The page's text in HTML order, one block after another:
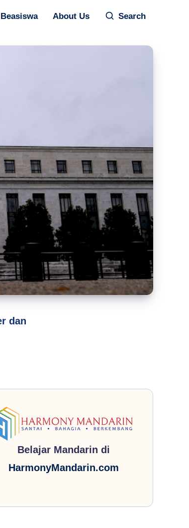
Beasiswa About Us Search
dan
Belajar Mandarin di
HarmonyMandarin.com